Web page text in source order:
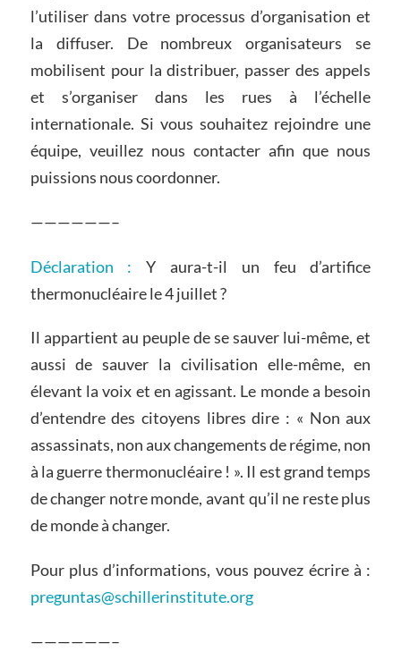
l’utiliser dans votre processus d’organisation et
la diffuser. De nombreux organisateurs se
mobilisent pour la distribuer, passer des appels
et s’organiser dans les rues à l’échelle
internationale. Si vous souhaitez rejoindre une
équipe, veuillez nous contacter afin que nous
puissions nous coordonner.
——————–
Déclaration : Y aura-t-il un feu d’artifice
thermonucléaire le 4 juillet ?
Il appartient au peuple de se sauver lui-même, et
aussi de sauver la civilisation elle-même, en
élevant la voix et en agissant. Le monde a besoin
d’entendre des citoyens libres dire : « Non aux
assassinats, non aux changements de régime, non
à la guerre thermonucléaire ! ». Il est grand temps
de changer notre monde, avant qu’il ne reste plus
de monde à changer.
Pour plus d’informations, vous pouvez écrire à :
preguntas@schillerinstitute.org
——————–